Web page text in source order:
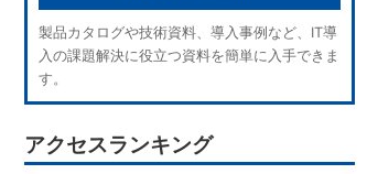
製品カタログや技術資料、導入事例など、IT導
入の課題解決に役立つ資料を簡単に入手できま
す。
アクセスランキング